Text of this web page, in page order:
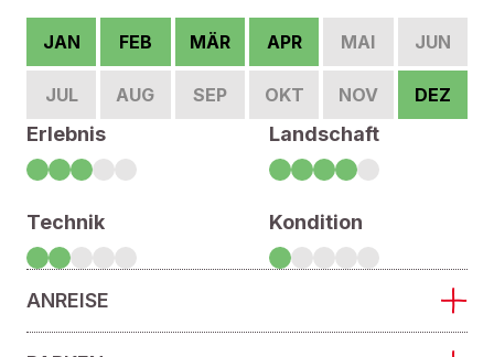
JAN FEB MÄR APR MAI JUN
JUL AUG SEP OKT NOV DEZ
Erlebnis Landschaft
Technik Kondition
ANREISE